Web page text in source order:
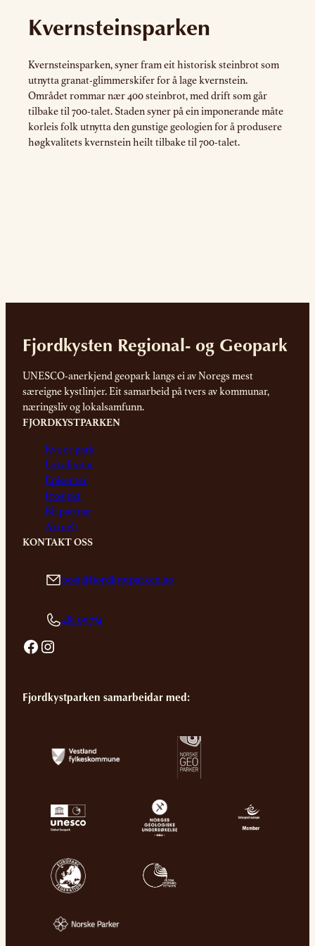
Kvernsteinsparken
Kvernsteinsparken, syner fram eit historisk steinbrot som
utnytta granat-glimmerskifer for å lage kvernstein.
Området rommar nær 400 steinbrot, med drift som går
tilbake til 700-talet. Staden syner på ein imponerande måte
korleis folk utnytta den gunstige geologien for å produsere
høgkvalitets kvernstein heilt tilbake til 700-talet.
Fjordkysten Regional- og Geopark
UNESCO-anerkjend geopark langs ei av Noregs mest
særeigne kystlinjer. Eit samarbeid på tvers av kommunar,
næringsliv og lokalsamfunn.
FJORDKYSTPARKEN
Kva er park
Lokalitetar
Episenter
Prosjekt
Bli partnar
Aktuelt
KONTAKT OSS
post@fjordkystparken.no
481 05 774
Facebook Instagram
Fjordkystparken samarbeidar med: